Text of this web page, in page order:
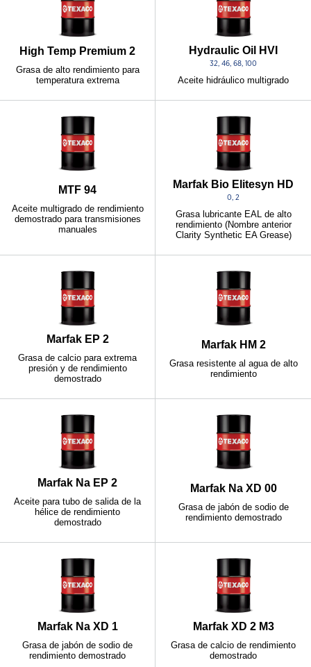
High Temp Premium 2
Grasa de alto rendimiento para
temperatura extrema
Hydraulic Oil HVI
32, 46, 68, 100
Aceite hidráulico multigrado
MTF 94
Aceite multigrado de rendimiento
demostrado para transmisiones
manuales
Marfak Bio Elitesyn HD
0, 2
Grasa lubricante EAL de alto
rendimiento (Nombre anterior
Clarity Synthetic EA Grease)
Marfak EP 2
Grasa de calcio para extrema
presión y de rendimiento
demostrado
Marfak HM 2
Grasa resistente al agua de alto
rendimiento
Marfak Na EP 2
Aceite para tubo de salida de la
hélice de rendimiento
demostrado
Marfak Na XD 00
Grasa de jabón de sodio de
rendimiento demostrado
Marfak Na XD 1
Grasa de jabón de sodio de
rendimiento demostrado
Marfak XD 2 M3
Grasa de calcio de rendimiento
demostrado